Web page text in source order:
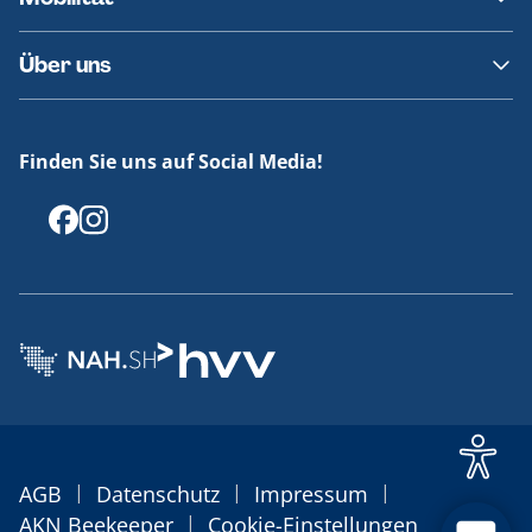
Fundsachen
Häufige Fragen
Barrierefreies Reisen
Erklärung Barrierefreiheit
Über uns
Offenlegungen
Finden Sie uns auf Social Media!
AGB | Datenschutz | Impressum |
AKN Beekeeper | Cookie-Einstellungen